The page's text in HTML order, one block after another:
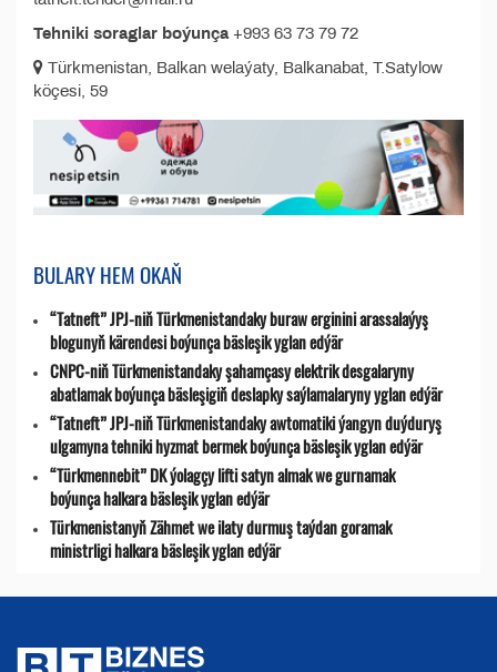
Tehniki soraglar boýunça+993 63 73 79 72
Türkmenistan, Balkan welaýaty, Balkanabat, T.Satylow
köçesi, 59
BULARY HEM OKAŇ
“Tatneft” JPJ-niň Türkmenistandaky buraw erginini arassalaýyş
blogunyň kärendesi boýunça bäsleşik yglan edýär
CNPC-niň Türkmenistandaky şahamçasy elektrik desgalaryny
abatlamak boýunça bäsleşigiň deslapky saýlamalaryny yglan edýär
“Tatneft” JPJ-niň Türkmenistandaky awtomatiki ýangyn duýduryş
ulgamyna tehniki hyzmat bermek boýunça bäsleşik yglan edýär
“Türkmennebit” DK ýolagçy lifti satyn almak we gurnamak
boýunça halkara bäsleşik yglan edýär
Türkmenistanyň Zähmet we ilaty durmuş taýdan goramak
ministrligi halkara bäsleşik yglan edýär